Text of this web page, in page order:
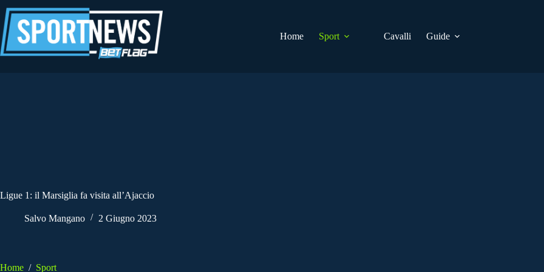
al
contenuto
Home
Sport Cavalli Guide
Ligue 1: il Marsiglia fa visita all’Ajaccio
Salvo Mangano 2 Giugno 2023
Home / Sport